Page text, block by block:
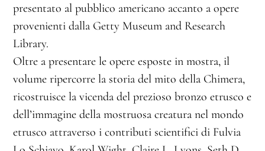
presentato al pubblico americano accanto a opere
provenienti dalla Getty Museum and Research
Library.
Oltre a presentare le opere esposte in mostra, il
volume ripercorre la storia del mito della Chimera,
ricostruisce la vicenda del prezioso bronzo etrusco e
dell’immagine della mostruosa creatura nel mondo
etrusco attraverso i contributi scientifici di Fulvia